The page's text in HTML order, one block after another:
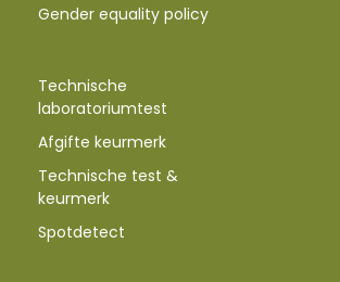
Gender equality policy
Technische
laboratoriumtest
Afgifte keurmerk
Technische test &
keurmerk
Spotdetect